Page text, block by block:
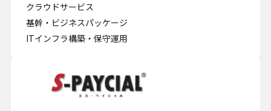
クラウドサービス
基幹・ビジネスパッケージ
ITインフラ構築・保守運用